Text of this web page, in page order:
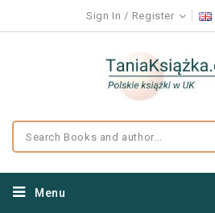
Sign In Register
Menu